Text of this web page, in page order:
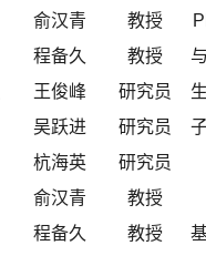
俞汉青
程备久
王俊峰
吴跃进
杭海英
教授
教授
研究员
研究员
研究员
俞汉青
程备久
教授
教授